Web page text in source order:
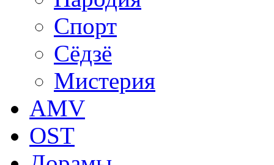
Спорт
Сёдзё
Мистерия
AMV
OST